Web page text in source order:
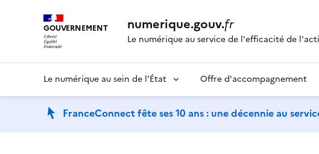
GOUVERNEMENT numerique.gouv.fr
Le numérique au service de l'efficacité de
Le numérique au sein de l’État Offre d'accompagnement
FranceConnect fête ses 10 ans : une décennie au